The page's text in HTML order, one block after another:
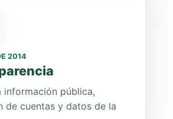
2014
información pública,
de cuentas y datos de la